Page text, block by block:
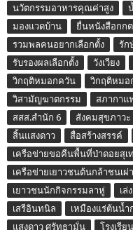
นวัตกรรมอาหารคุณค่าสูง
มองแวดบ้าน
ยื่นหนังสือกก
รวมพลคนอยากเลือกตั้ง
รัก
รับรองผลเลือกตั้ง
วังเวียง
วิกฤติหมอกควัน
วิกฤติหมอ
วิสามัญฆาตกรรม
สภากาแ
สสส.สำนัก 6
สังคมสุขภาวะ
สิ้นแสงดาว
สื่อสร้างสรรค์
เครือข่ายขอคืนพื้นที่ป่าดอยสุเ
เครือข่ายเยาวชนต้นกล้าชนเผ่
เยาวชนนักกิจกรรมลาหู่
เล่
เสรีอินทนิล
เหมืองแร่ต้นน้ำ
แสงดาว ศรัทธามั่น
โรงเรีย